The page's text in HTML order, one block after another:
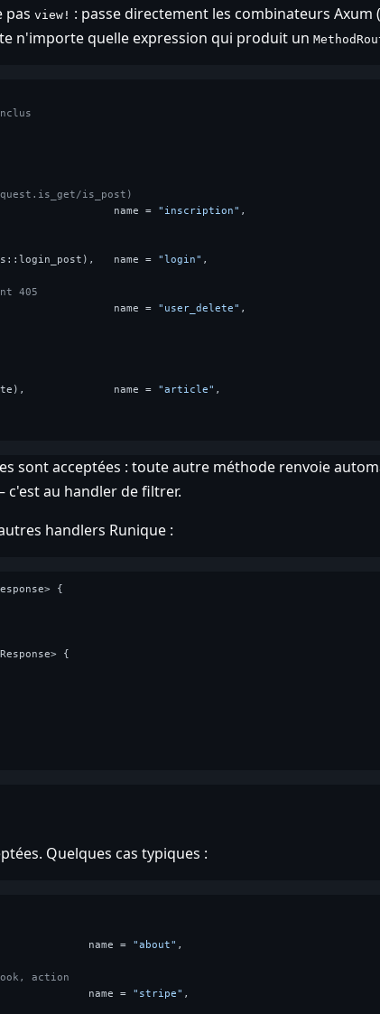
pas view! : passe directement les combinateurs Axum (
n'importe quelle expression qui produit un
is_post)
name =
"inscription" ,
name = "login" ,
405
name = "user_delete" ,
name = "article" ,
sont acceptées : toute autre méthode renvoie
au handler de filtrer.
handlers Runique :
{
{
Quelques cas typiques :
name = "about" ,
action
name = "stripe" ,